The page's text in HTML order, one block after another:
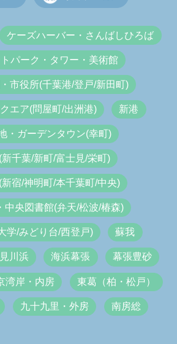
フェ・パン・スイーツ
ン・居酒屋 ラーメン
結婚式場 イベント
公園 生活・暮らし
カルチャー ご案内
！ 専門サービス
ケーズハーバー・さんばしひろば
パーク・タワー・美術館
市役所(千葉港/登戸/新田町)
エア(問屋町/出洲港) 新港
・ガーデンタウン(幸町)
千葉/新町/富士見/栄町)